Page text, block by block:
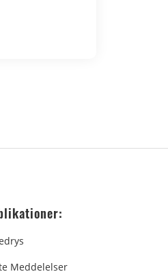
Meddelelser